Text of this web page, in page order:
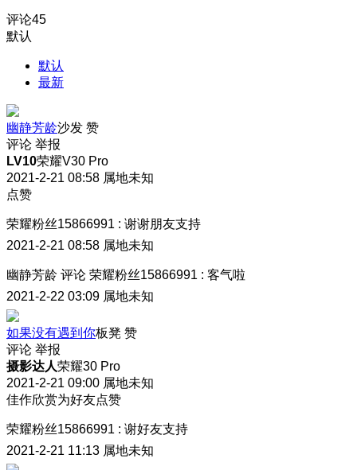
评论45
默认
默认
最新
幽静芳龄沙发 赞
评论 举报
LV10荣耀V30 Pro
2021-2-21 08:58 属地未知
点赞
荣耀粉丝15866991 : 谢谢朋友支持
2021-2-21 08:58 属地未知
幽静芳龄 评论 荣耀粉丝15866991 : 客气啦
2021-2-22 03:09 属地未知
如果没有遇到你板凳 赞
评论 举报
摄影达人荣耀30 Pro
2021-2-21 09:00 属地未知
佳作欣赏为好友点赞
荣耀粉丝15866991 : 谢好友支持
2021-2-21 11:13 属地未知